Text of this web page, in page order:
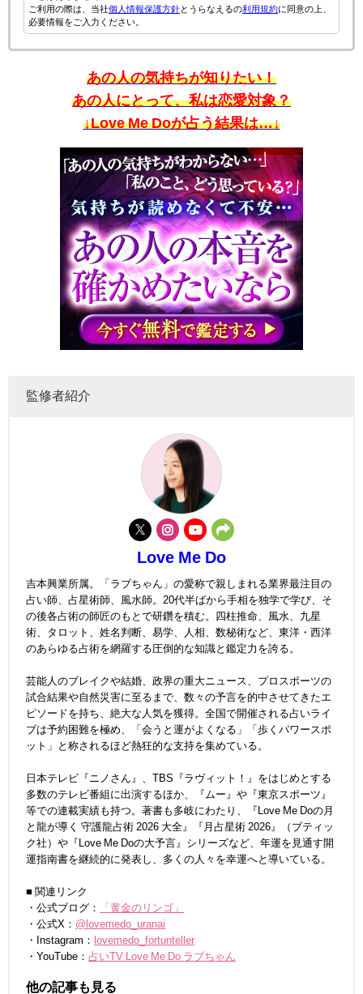
ご利用の際は、当社個人情報保護方針とうらなえるの利用規約に同意の上、
必要情報をご入力ください。
あの人の気持ちが知りたい！
あの人にとって、私は恋愛対象？
↓Love Me Doが占う結果は…↓
監修者紹介
Love Me Do
吉本興業所属。「ラブちゃん」の愛称で親しまれる業界最注目の
占い師、占星術師、風水師。20代半ばから手相を独学で学び、そ
の後各占術の師匠のもとで研鑽を積む。四柱推命、風水、九星
術、タロット、姓名判断、易学、人相、数秘術など、東洋・西洋
のあらゆる占術を網羅する圧倒的な知識と鑑定力を誇る。
芸能人のブレイクや結婚、政界の重大ニュース、プロスポーツの
試合結果や自然災害に至るまで、数々の予言を的中させてきたエ
ピソードを持ち、絶大な人気を獲得。全国で開催される占いライ
ブは予約困難を極め、「会うと運がよくなる」「歩くパワースポ
ット」と称されるほど熱狂的な支持を集めている。
日本テレビ『ニノさん』、TBS『ラヴィット！』をはじめとする
多数のテレビ番組に出演するほか、『ムー』や『東京スポーツ』
等での連載実績も持つ。著書も多岐にわたり、『Love Me Doの月
と龍が導く 守護龍占術 2026 大全』『月占星術 2026』（ブティッ
ク社）や『Love Me Doの大予言』シリーズなど、年運を見通す開
運指南書を継続的に発表し、多くの人々を幸運へと導いている。
■ 関連リンク
・公式ブログ：
「黄金のリンゴ」
・公式X： @lovemedo_uranai
・Instagram：
lovemedo_fortunteller
・YouTube： 占いTV Love Me Do ラブちゃん
他の記事も見る